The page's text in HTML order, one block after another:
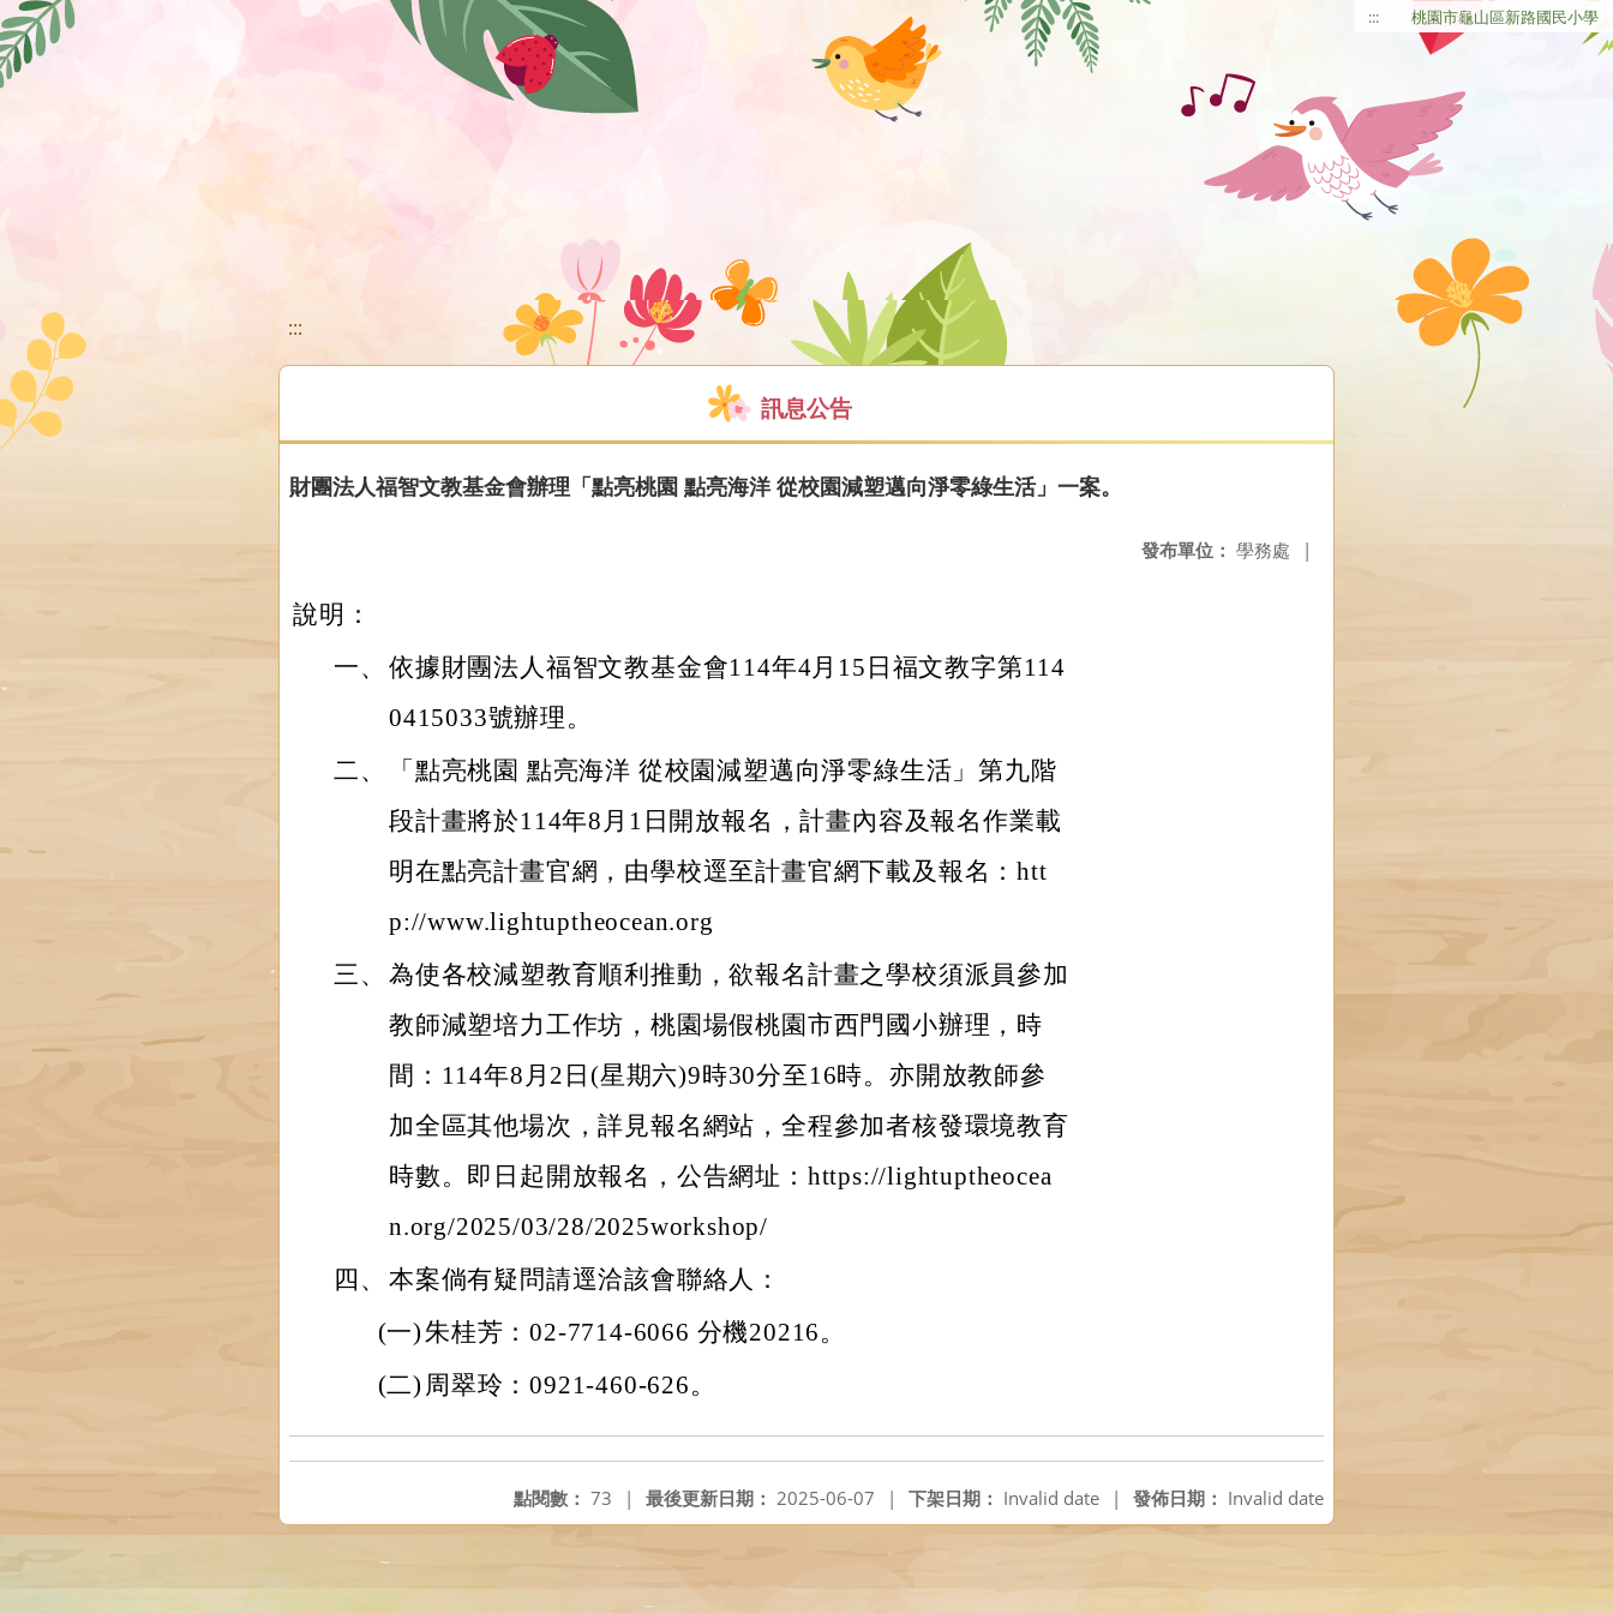
移至網頁之主要內容區位置 ::: 桃園市龜山區新路國民小學
:::
訊息公告
財團法人福智文教基金會辦理「點亮桃園 點亮海洋 從校園減塑邁向淨零綠生活」一案。
發布單位： 學務處 |
說明：
一、 依據財團法人福智文教基金會114年4月15日福文教字第114
0415033號辦理。
二、
「點亮桃園 點亮海洋 從校園減塑邁向淨零綠生活」第九階
段計畫將於114年8月1日開放報名，計畫內容及報名作業載
明在點亮計畫官網，由學校逕至計畫官網下載及報名：htt
p://www.lightuptheocean.org
三、 為使各校減塑教育順利推動，欲報名計畫之學校須派員參加
教師減塑培力工作坊，桃園場假桃園市西門國小辦理，時
間：114年8月2日(星期六)9時30分至16時。亦開放教師參
加全區其他場次，詳見報名網站，全程參加者核發環境教育
時數。即日起開放報名，公告網址：https://lightuptheocea
n.org/2025/03/28/2025workshop/
四、 本案倘有疑問請逕洽該會聯絡人：
(一) 朱桂芳：02-7714-6066 分機20216。
(二) 周翠玲：0921-460-626。
發佈日期： Invalid date
下架日期： Invalid date |
最後更新日期： 2025-06-07 |
點閱數： 73 |